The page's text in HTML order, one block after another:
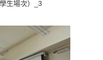
生場次）_3